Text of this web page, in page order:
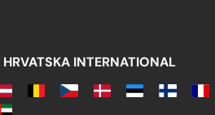
INTERNATIONAL